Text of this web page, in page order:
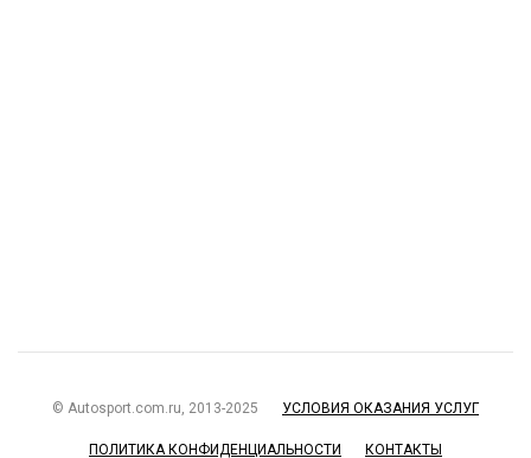
© Autosport.com.ru, 2013-2025 УСЛОВИЯ ОКАЗАНИЯ УСЛУГ
ПОЛИТИКА КОНФИДЕНЦИАЛЬНОСТИ КОНТАКТЫ